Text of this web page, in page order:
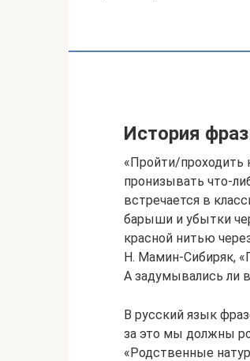
История
«Пройти/проходить
пронизывать что-
встречается в
барыши и убытки
красной нитью
Н. Мамин-Сибиряк,
А задумывались ли
В русский язык
за это мы должны
«Родственные